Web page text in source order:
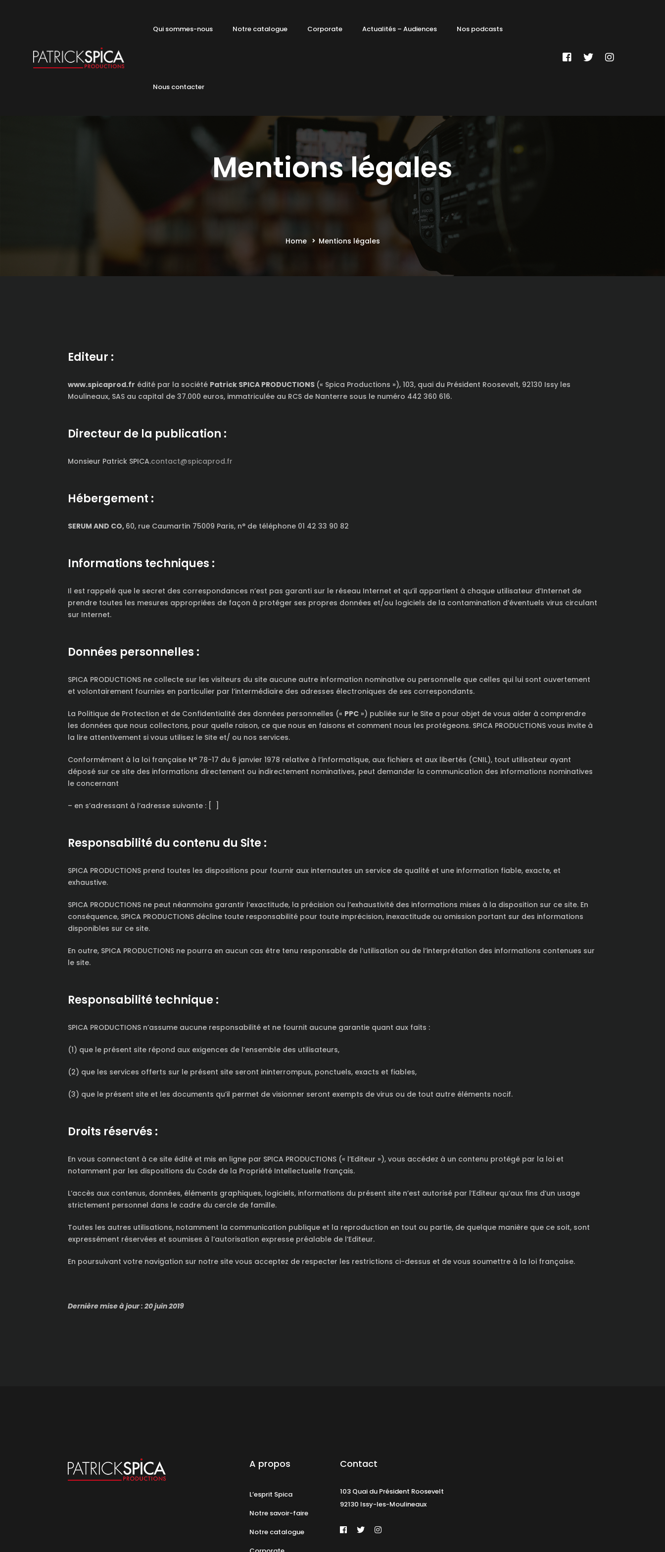
Qui sommes-nous Notre catalogue Corporate Actualités – Audiences Nos podcasts
Nous contacter
Mentions légales
Home Mentions légales
Editeur :
www.spicaprod.fr édité par la société Patrick SPICA PRODUCTIONS (« Spica Productions »), 103, quai du Président Roosevelt, 92130 Issy les
Moulineaux, SAS au capital de 37.000 euros, immatriculée au RCS de Nanterre sous le numéro 442 360 616.
Directeur de la publication :
Monsieur Patrick SPICA.contact@spicaprod.fr
Hébergement :
SERUM AND CO, 60, rue Caumartin 75009 Paris, n° de téléphone 01 42 33 90 82
Informations techniques :
Il est rappelé que le secret des correspondances n’est pas garanti sur le réseau Internet et qu’il appartient à chaque utilisateur d’Internet de
prendre toutes les mesures appropriées de façon à protéger ses propres données et/ou logiciels de la contamination d’éventuels virus circulant
sur Internet.
Données personnelles :
SPICA PRODUCTIONS ne collecte sur les visiteurs du site aucune autre information nominative ou personnelle que celles qui lui sont ouvertement
et volontairement fournies en particulier par l’intermédiaire des adresses électroniques de ses correspondants.
La Politique de Protection et de Confidentialité des données personnelles (« PPC ») publiée sur le Site a pour objet de vous aider à comprendre
les données que nous collectons, pour quelle raison, ce que nous en faisons et comment nous les protégeons. SPICA PRODUCTIONS vous invite à
la lire attentivement si vous utilisez le Site et/ ou nos services.
Conformément à la loi française N° 78-17 du 6 janvier 1978 relative à l’informatique, aux fichiers et aux libertés (CNIL), tout utilisateur ayant
déposé sur ce site des informations directement ou indirectement nominatives, peut demander la communication des informations nominatives
le concernant
– en s’adressant à l’adresse suivante : [ ]
Responsabilité du contenu du Site :
SPICA PRODUCTIONS prend toutes les dispositions pour fournir aux internautes un service de qualité et une information fiable, exacte, et
exhaustive.
SPICA PRODUCTIONS ne peut néanmoins garantir l’exactitude, la précision ou l’exhaustivité des informations mises à la disposition sur ce site. En
conséquence, SPICA PRODUCTIONS décline toute responsabilité pour toute imprécision, inexactitude ou omission portant sur des informations
disponibles sur ce site.
En outre, SPICA PRODUCTIONS ne pourra en aucun cas être tenu responsable de l’utilisation ou de l’interprétation des informations contenues sur
le site.
Responsabilité technique :
SPICA PRODUCTIONS n’assume aucune responsabilité et ne fournit aucune garantie quant aux faits :
(1) que le présent site répond aux exigences de l’ensemble des utilisateurs,
(2) que les services offerts sur le présent site seront ininterrompus, ponctuels, exacts et fiables,
(3) que le présent site et les documents qu’il permet de visionner seront exempts de virus ou de tout autre éléments nocif.
Droits réservés :
En vous connectant à ce site édité et mis en ligne par SPICA PRODUCTIONS (« l’Editeur »), vous accédez à un contenu protégé par la loi et
notamment par les dispositions du Code de la Propriété Intellectuelle français.
L’accès aux contenus, données, éléments graphiques, logiciels, informations du présent site n’est autorisé par l’Editeur qu’aux fins d’un usage
strictement personnel dans le cadre du cercle de famille.
Toutes les autres utilisations, notamment la communication publique et la reproduction en tout ou partie, de quelque manière que ce soit, sont
expressément réservées et soumises à l’autorisation expresse préalable de l’Editeur.
En poursuivant votre navigation sur notre site vous acceptez de respecter les restrictions ci-dessus et de vous soumettre à la loi française.
Dernière mise à jour : 20 juin 2019
A propos
L’esprit Spica
Notre savoir-faire
Notre catalogue
Contact
103 Quai du Président Roosevelt
92130 Issy-les-Moulineaux